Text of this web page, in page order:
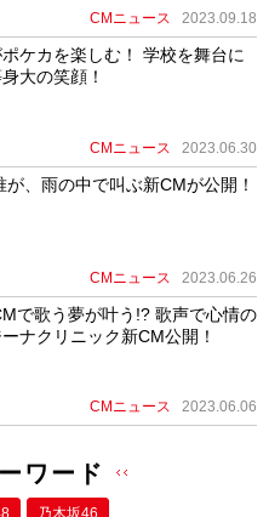
CMニュース 2023.09.18
ケカを楽しむ！ 学校を舞台に
大の笑顔！
CMニュース 2023.06.30
、雨の中で叫ぶ新CMが公開！
CMニュース 2023.06.26
で歌う夢が叶う!? 歌声で心情の
ナクリニック新CM公開！
CMニュース 2023.06.06
ワード
乃木坂46